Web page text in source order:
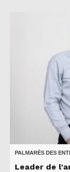
PALMARÈS DES
Leader de